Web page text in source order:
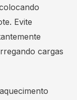
Evite
cargas